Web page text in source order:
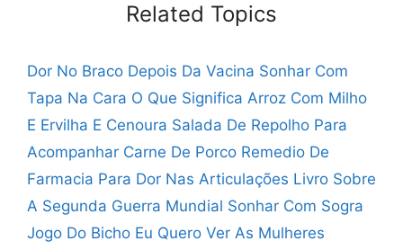
Related Topics
Dor No Braco Depois Da Vacina Sonhar Com
Tapa Na Cara O Que Significa Arroz Com Milho
E Ervilha E Cenoura Salada De Repolho Para
Acompanhar Carne De Porco Remedio De
Farmacia Para Dor Nas Articulações Livro Sobre
A Segunda Guerra Mundial Sonhar Com Sogra
Jogo Do Bicho Eu Quero Ver As Mulheres